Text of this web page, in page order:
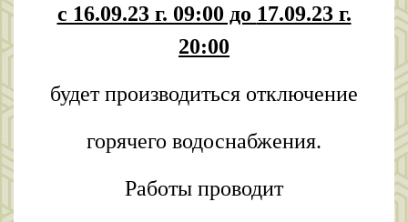
с 16.09.23 г. 09:00 до 17.09.23 г.
20:00
будет производиться отключение
горячего водоснабжения.
Работы проводит